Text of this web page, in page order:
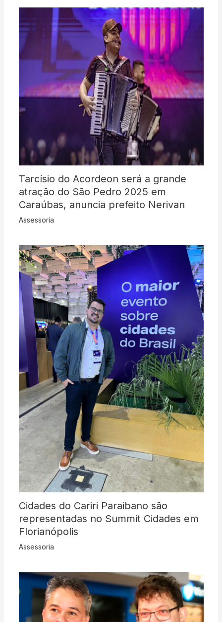
Tarcísio do Acordeon será a grande
atração do São Pedro 2025 em
Caraúbas, anuncia prefeito Nerivan
Assessoria
Cidades do Cariri Paraibano são
representadas no Summit Cidades em
Florianópolis
Assessoria